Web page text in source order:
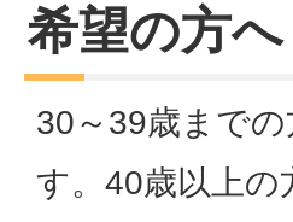
希望の方へ
30～39歳まで
す。40歳以上